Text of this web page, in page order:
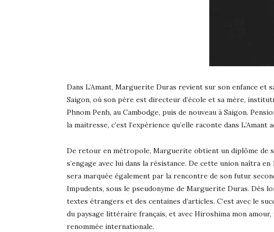
Dans L’Amant, Marguerite Duras revient sur son enfance et
Saigon, où son père est directeur d’école et sa mère,
Phnom Penh, au Cambodge, puis de nouveau à Saigon.
la maitresse, c’est l’expérience qu’elle raconte dans
De retour en métropole, Marguerite obtient un diplôme de
s’engage avec lui dans la résistance. De cette union naîtra
sera marquée également par la rencontre de son futur
Impudents, sous le pseudonyme de Marguerite Duras. Dès
textes étrangers et des centaines d’articles. C’est avec le
du paysage littéraire français, et avec Hiroshima mon
renommée internationale.